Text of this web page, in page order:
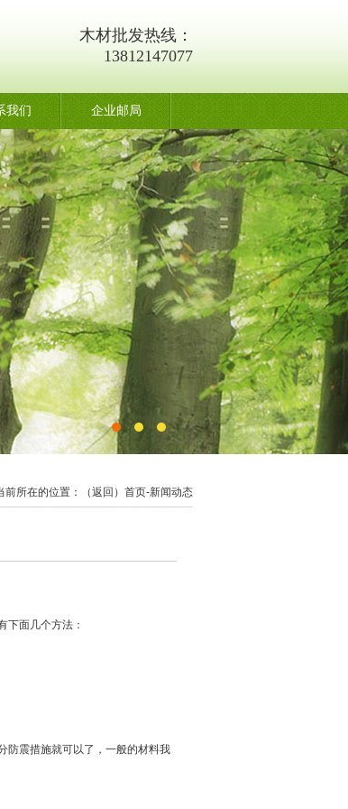
木材批发热线：
13812147077
我们 企业邮局
前所在的位置： （返回）首页-新闻动态
面几个方法：
震措施就可以了，一般的材料我